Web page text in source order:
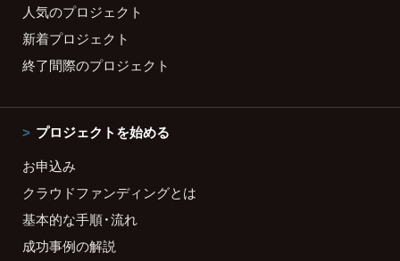
人気のプロジェクト
新着プロジェクト
終了間際のプロジェクト
プロジェクトを始める
お申込み
クラウドファンディングとは
基本的な手順・流れ
成功事例の解説